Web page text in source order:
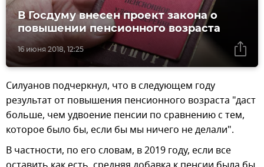
16 июня 2018, 12:25
В Госдуму внесен проект закона о
повышении пенсионного возраста
Силуанов подчеркнул, что в следующем году
результат от повышения пенсионного возраста "даст
больше, чем удвоение пенсии по сравнению с тем,
которое было бы, если бы мы ничего не делали".
В частности, по его словам, в 2019 году, если все